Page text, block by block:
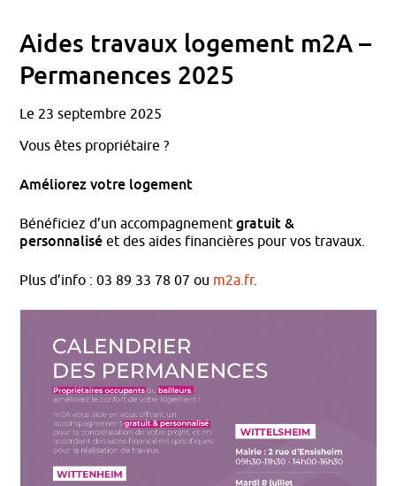
Aides travaux logement m2A –
Permanences 2025
Le 23 septembre 2025
Vous êtes propriétaire ?
Améliorez votre logement
Bénéficiez d’un accompagnementgratuit &
personnaliséet des aides financières pour vos travaux.
Plus d’info : 03 89 33 78 07 ou m2a.fr.